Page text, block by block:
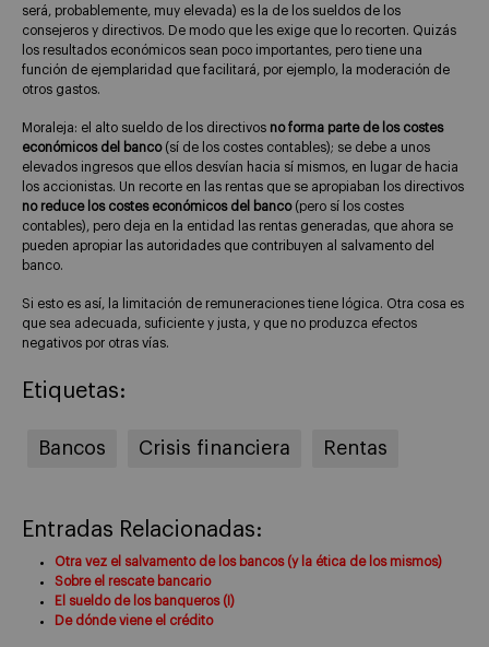
será, probablemente, muy elevada) es la de los sueldos de los
consejeros y directivos. De modo que les exige que lo recorten. Quizás
los resultados económicos sean poco importantes, pero tiene una
función de ejemplaridad que facilitará, por ejemplo, la moderación de
otros gastos.
Moraleja: el alto sueldo de los directivos no forma parte de los costes
económicos del banco(sí de los costes contables); se debe a unos
elevados ingresos que ellos desvían hacia sí mismos, en lugar de hacia
los accionistas. Un recorte en las rentas que se apropiaban los directivos
no reduce los costes económicos del banco(pero sí los costes
contables), pero deja en la entidad las rentas generadas, que ahora se
pueden apropiar las autoridades que contribuyen al salvamento del
banco.
Si esto es así, la limitación de remuneraciones tiene lógica. Otra cosa es
que sea adecuada, suficiente y justa, y que no produzca efectos
negativos por otras vías.
Etiquetas:
Bancos Crisis financiera Rentas
Entradas Relacionadas:
Otra vez el salvamento de los bancos (y la ética de los mismos)
Sobre el rescate bancario
El sueldo de los banqueros (I)
De dónde viene el crédito